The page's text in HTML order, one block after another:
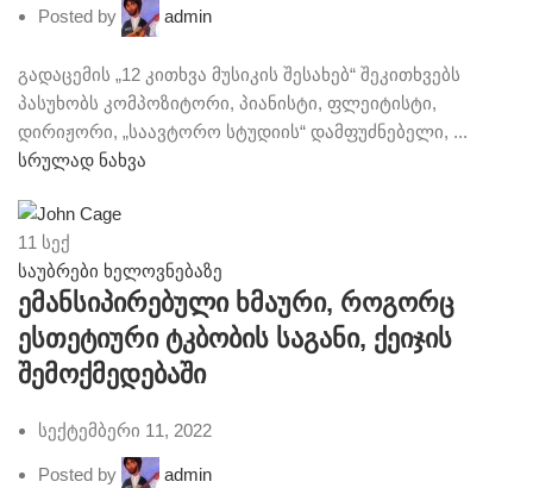
Posted by admin
გადაცემის „12 კითხვა მუსიკის შესახებ“ შეკითხვებს
პასუხობს კომპოზიტორი, პიანისტი, ფლეიტისტი,
დირიჟორი, „საავტორო სტუდიის“ დამფუძნებელი, ...
სრულად ნახვა
11 სექ
საუბრები ხელოვნებაზე
ემანსიპირებული ხმაური, როგორც
ესთეტიური ტკბობის საგანი, ქეიჯის
შემოქმედებაში
სექტემბერი 11, 2022
Posted by admin